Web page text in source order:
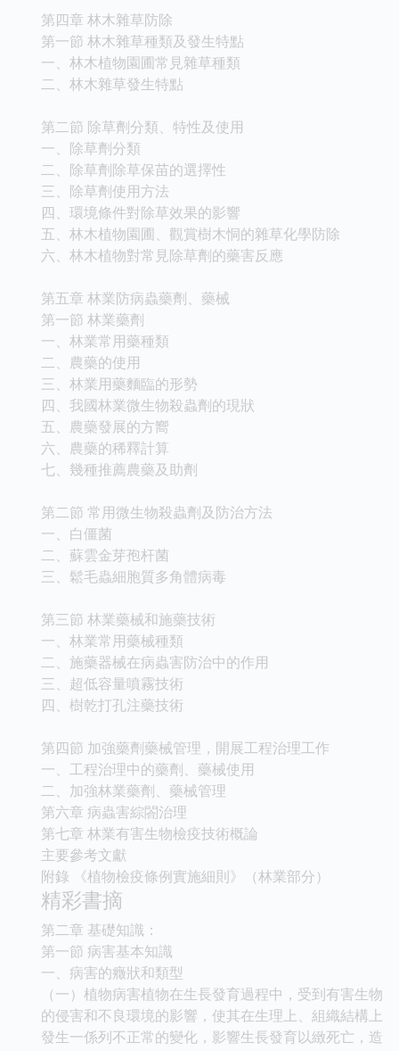
第四章 林木雜草防除
第一節 林木雜草種類及發生特點
一、林木植物園圃常見雜草種類
二、林木雜草發生特點
第二節 除草劑分類、特性及使用
一、除草劑分類
二、除草劑除草保苗的選擇性
三、除草劑使用方法
四、環境條件對除草效果的影響
五、林木植物園圃、觀賞樹木恫的雜草化學防除
六、林木植物對常見除草劑的藥害反應
第五章 林業防病蟲藥劑、藥械
第一節 林業藥劑
一、林業常用藥種類
二、農藥的使用
三、林業用藥麵臨的形勢
四、我國林業微生物殺蟲劑的現狀
五、農藥發展的方嚮
六、農藥的稀釋計算
七、幾種推薦農藥及助劑
第二節 常用微生物殺蟲劑及防治方法
一、白僵菌
二、蘇雲金芽孢杆菌
三、鬆毛蟲細胞質多角體病毒
第三節 林業藥械和施藥技術
一、林業常用藥械種類
二、施藥器械在病蟲害防治中的作用
三、超低容量噴霧技術
四、樹乾打孔注藥技術
第四節 加強藥劑藥械管理，開展工程治理工作
一、工程治理中的藥劑、藥械使用
二、加強林業藥劑、藥械管理
第六章 病蟲害綜閤治理
第七章 林業有害生物檢疫技術概論
主要參考文獻
附錄 《植物檢疫條例實施細則》（林業部分）
精彩書摘
第二章 基礎知識：
第一節 病害基本知識
一、病害的癥狀和類型
（一）植物病害植物在生長發育過程中，受到有害生物
的侵害和不良環境的影響，使其在生理上、組織結構上
發生一係列不正常的變化，影響生長發育以緻死亡，造